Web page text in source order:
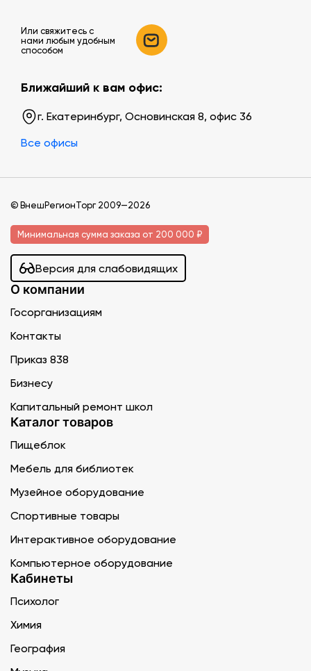
Или свяжитесь c
нами любым удобным
способом
Ближайший к вам офис:
г. Екатеринбург, Основинская 8, офис 36
Все офисы
© ВнешРегионТорг 2009—2026
Минимальная сумма заказа от 200 000 ₽
Версия для слабовидящих
О компании
Госорганизациям
Контакты
Приказ 838
Бизнесу
Капитальный ремонт школ
Каталог товаров
Пищеблок
Мебель для библиотек
Музейное оборудование
Спортивные товары
Интерактивное оборудование
Компьютерное оборудование
Кабинеты
Психолог
Химия
География